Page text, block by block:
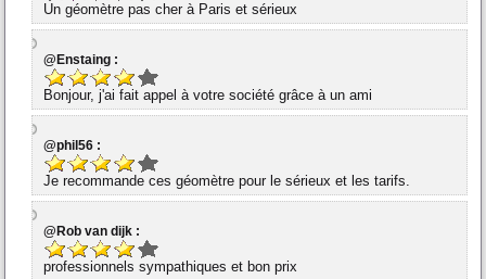
Un géomètre pas cher à Paris et sérieux
@Enstaing :
Bonjour, j'ai fait appel à votre société grâce à un ami
@phil56 :
Je recommande ces géomètre pour le sérieux et les tarifs.
@Rob van dijk :
professionnels sympathiques et bon prix